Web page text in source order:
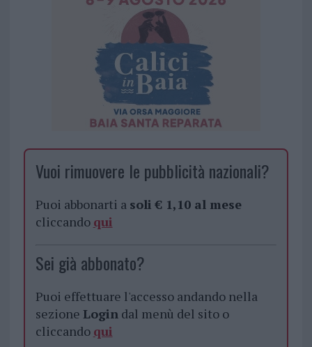
Vuoi rimuovere le pubblicità nazionali?
Puoi abbonarti a soli € 1,10 al mese
cliccando qui
Sei già abbonato?
Puoi effettuare l'accesso andando nella
sezione Logindal menù del sito o
cliccando qui